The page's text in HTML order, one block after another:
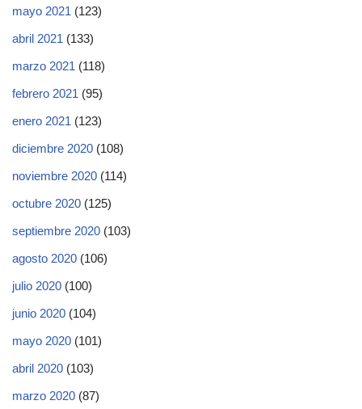
mayo 2021 (123)
abril 2021 (133)
marzo 2021 (118)
febrero 2021 (95)
enero 2021 (123)
diciembre 2020 (108)
noviembre 2020 (114)
octubre 2020 (125)
septiembre 2020 (103)
agosto 2020 (106)
julio 2020 (100)
junio 2020 (104)
mayo 2020 (101)
abril 2020 (103)
marzo 2020 (87)